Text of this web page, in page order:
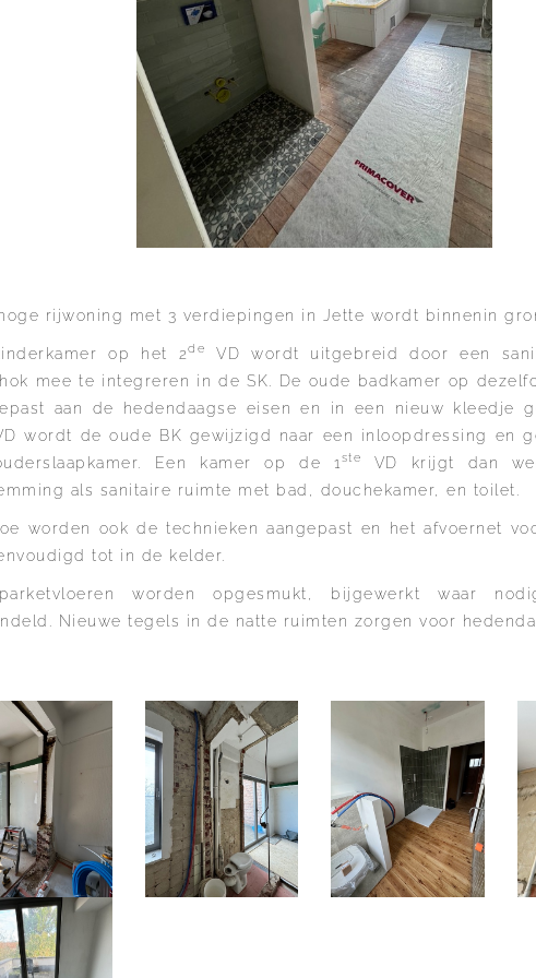
rijwoning met 3 verdiepingen in Jette wordt binnenin
op het 2de
VD wordt uitgebreid door een
mee te integreren in de SK. De oude badkamer op
aan de hedendaagse eisen en in een nieuw kleedje
wordt de oude BK gewijzigd naar een inloopdressing en
Een kamer op de 1 ste
VD krijgt dan
als sanitaire ruimte met bad, douchekamer, en toilet.
worden ook de technieken aangepast en het afvoernet
tot in de kelder.
worden opgesmukt, bijgewerkt waar
Nieuwe tegels in de natte ruimten zorgen voor